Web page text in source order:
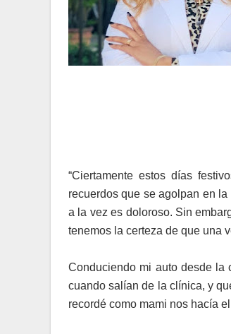
“Ciertamente estos días
recuerdos que se agolpan en
a la vez es doloroso. Sin
tenemos la certeza de que una
Conduciendo mi auto desde
cuando salían de la clínica, y
recordé como mami nos hacía